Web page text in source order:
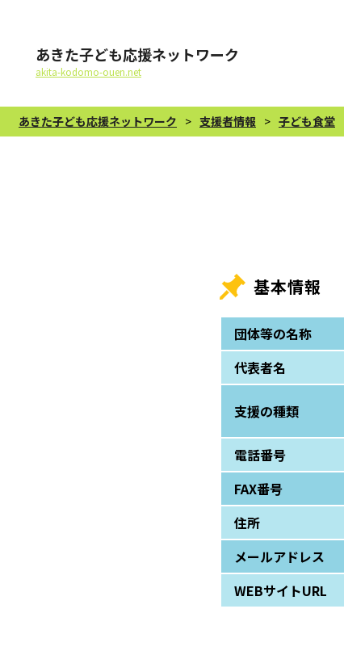
あきた子ども応援ネットワーク
akita-kodomo-ouen.net
あきた子ども応援ネットワーク > 支援者情報 > 子ども食堂
基本情報
団体等の名称
代表者名
支援の種類
電話番号
FAX番号
住所
メールアドレス
WEBサイトURL